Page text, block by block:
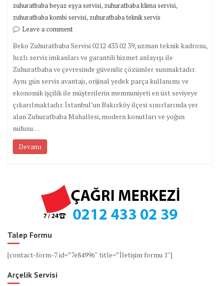
zuhuratbaba beyaz eşya servisi, zuhuratbaba klima servisi,
zuhuratbaba kombi servisi, zuhuratbaba teknik servis
Leave a comment
Beko Zuhuratbaba Servisi 0212 433 02 39, uzman teknik kadrosu,
hızlı servis imkanları ve garantili hizmet anlayışı ile
Zuhuratbaba ve çevresinde güvenilir çözümler sunmaktadır.
Aynı gün servis avantajı, orijinal yedek parça kullanımı ve
ekonomik işçilik ile müşterilerin memnuniyeti en üst seviyeye
çıkarılmaktadır. İstanbul’un Bakırköy ilçesi sınırlarında yer
alan Zuhuratbaba Mahallesi, modern konutları ve yoğun
nüfusu…
Devamı
Talep Formu
[contact-form-7 id=”7e84996″ title=”İletişim formu 1″]
Arçelik Servisi